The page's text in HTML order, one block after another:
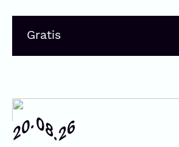
Gratis
20.08.26